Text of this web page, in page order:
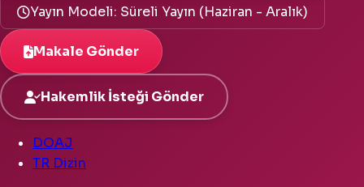
Yayın Modeli: Süreli Yayın (Haziran - Aralık)
Makale Gönder
Hakemlik İsteği Gönder
DOAJ
TR Dizin